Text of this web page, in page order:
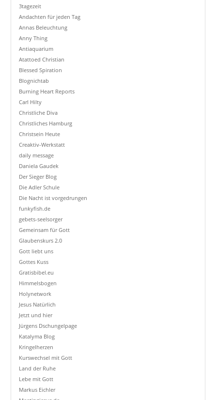
3tagezeit
Andachten für jeden Tag
Annas Beleuchtung
Anny Thing
Antiaquarium
Atattoed Christian
Blessed Spiration
Blognichtab
Burning Heart Reports
Carl Hilty
Christliche Diva
Christliches Hamburg
Christsein Heute
Creaktiv-Werkstatt
daily message
Daniela Gaudek
Der Sieger Blog
Die Adler Schule
Die Nacht ist vorgedrungen
funkyfish.de
gebets-seelsorger
Gemeinsam für Gott
Glaubenskurs 2.0
Gott liebt uns
Gottes Kuss
Gratisbibel.eu
Himmelsbogen
Holynetwork
Jesus Natürlich
Jetzt und hier
Jürgens Dschungelpage
Katalyma Blog
Kringelherzen
Kurswechsel mit Gott
Land der Ruhe
Lebe mit Gott
Markus Eichler